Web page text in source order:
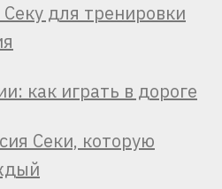
для тренировки
как играть в дороге
Секи, которую